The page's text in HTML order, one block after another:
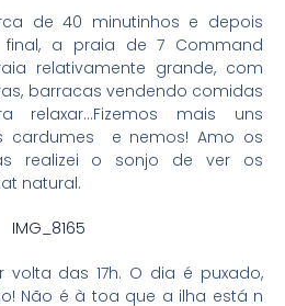
de 40 minutinhos e depois
a praia de 7 Command
relativamente grande, com
barracas vendendo comidas
relaxar…Fizemos mais uns
cardumes e nemos! Amo os
realizei o sonjo de ver os
natural.
das 17h. O dia é puxado,
Não é à toa que a ilha está n